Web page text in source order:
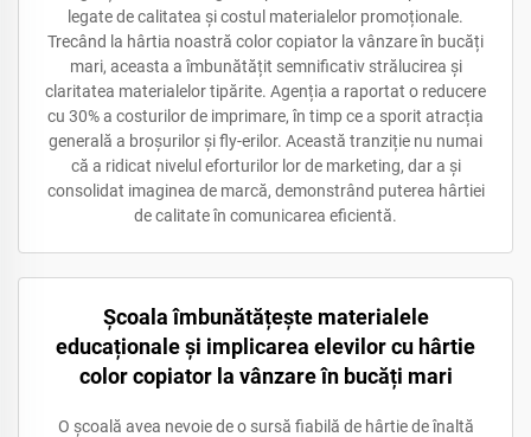
legate de calitatea și costul materialelor promoționale.
Trecând la hârtia noastră color copiator la vânzare în bucăți
mari, aceasta a îmbunătățit semnificativ strălucirea și
claritatea materialelor tipărite. Agenția a raportat o reducere
cu 30% a costurilor de imprimare, în timp ce a sporit atracția
generală a broșurilor și fly-erilor. Această tranziție nu numai
că a ridicat nivelul eforturilor lor de marketing, dar a și
consolidat imaginea de marcă, demonstrând puterea hârtiei
de calitate în comunicarea eficientă.
Școala îmbunătățește materialele
educaționale și implicarea elevilor cu hârtie
color copiator la vânzare în bucăți mari
O școală avea nevoie de o sursă fiabilă de hârtie de înaltă